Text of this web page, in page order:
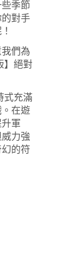
季節
對手
們為
】絕對
式充滿
在遊
軍
力強
的符